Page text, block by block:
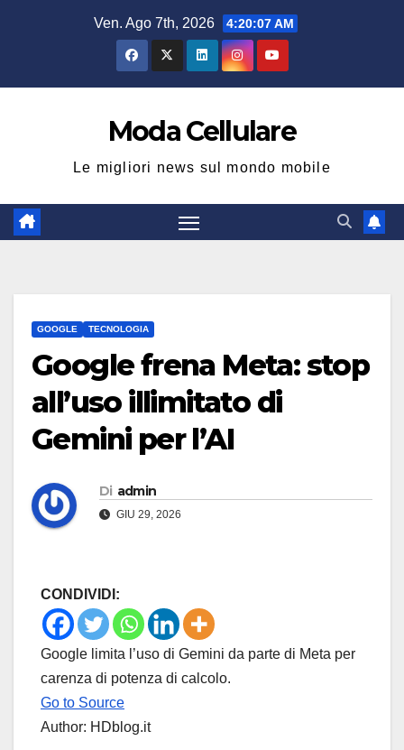
Ven. Ago 7th, 2026 4:20:08 AM
Moda Cellulare
Le migliori news sul mondo mobile
GOOGLE TECNOLOGIA
Google frena Meta: stop
all’uso illimitato di
Gemini per l’AI
Di admin
GIU 29, 2026
CONDIVIDI:
Google limita l’uso di Gemini da parte di Meta per
carenza di potenza di calcolo.
Go to Source
Author: HDblog.it